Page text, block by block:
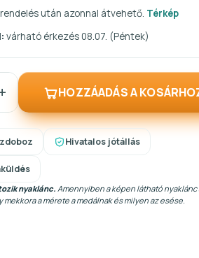
rendelés után azonnal átvehető. Térkép
várható érkezés 08.07. (Péntek)
HOZZÁADÁS A
Hivatalos jótállás
nyaklánc.Amennyiben a képen látható nyaklánc
a mérete a medálnak és milyen az esése.